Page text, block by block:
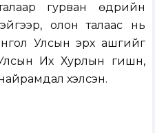
гурван өдрийн
олон талаас нь
Улсын эрх ашгийг
Их Хурлын гишүүн,
хэлсэн.